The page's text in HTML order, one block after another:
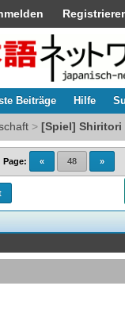
Beiträge Hilfe
> [Spiel] Shiritori
Page: « 48 »